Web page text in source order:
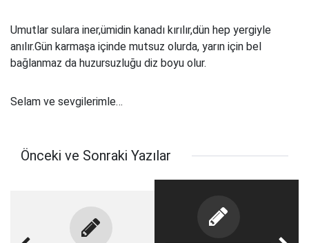
Umutlar sulara iner,ümidin kanadı kırılır,dün hep yergiyle
anılır.Gün karmaşa içinde mutsuz olurda, yarın için bel
bağlanmaz da huzursuzluğu diz boyu olur.
Selam ve sevgilerimle…
Önceki ve Sonraki Yazılar